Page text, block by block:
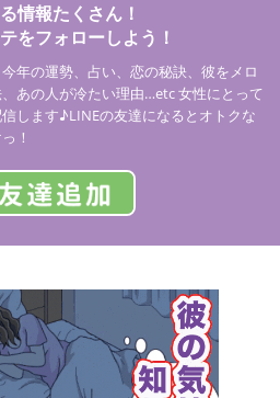
情報たくさん！
をフォローしよう！
年の運勢、占い、恋の秘訣、彼をメロ
、あの人が冷たい理由…etc 女性にとって
します♪LINEの友達になるとオトクな
！